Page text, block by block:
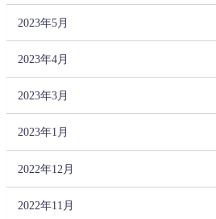
2023年5月
2023年4月
2023年3月
2023年1月
2022年12月
2022年11月